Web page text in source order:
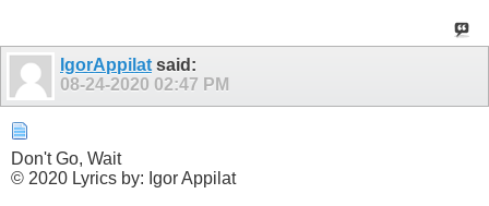
IgorAppilat said:
08-24-2020 02:47 PM
Don't Go, Wait
© 2020 Lyrics by: Igor Appilat